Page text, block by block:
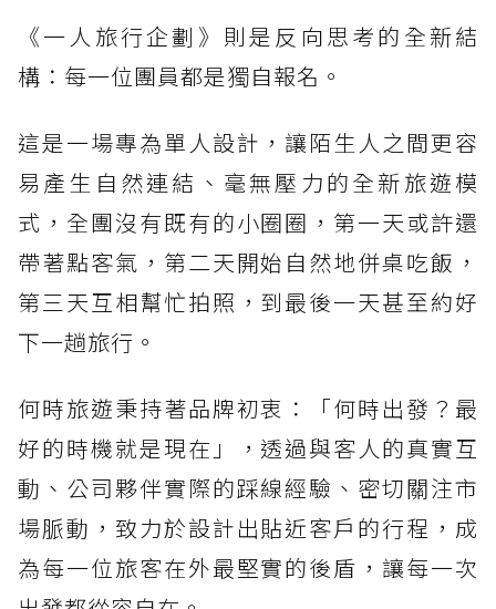
《一人旅行企劃》則是反向思考的全新結
構：每一位團員都是獨自報名。
這是一場專為單人設計，讓陌生人之間更容
易產生自然連結、毫無壓力的全新旅遊模
式，全團沒有既有的小圈圈，第一天或許還
帶著點客氣，第二天開始自然地併桌吃飯，
第三天互相幫忙拍照，到最後一天甚至約好
下一趟旅行。
何時旅遊秉持著品牌初衷：「何時出發？最
好的時機就是現在」，透過與客人的真實互
動、公司夥伴實際的踩線經驗、密切關注市
場脈動，致力於設計出貼近客戶的行程，成
為每一位旅客在外最堅實的後盾，讓每一次